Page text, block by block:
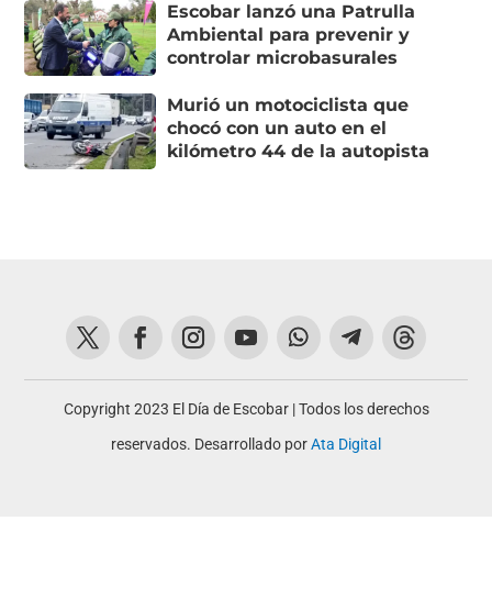
Escobar lanzó una Patrulla
Ambiental para prevenir y
controlar microbasurales
Murió un motociclista que
chocó con un auto en el
kilómetro 44 de la autopista
Copyright 2023 El Día de Escobar | Todos los derechos
reservados. Desarrollado porAta Digital